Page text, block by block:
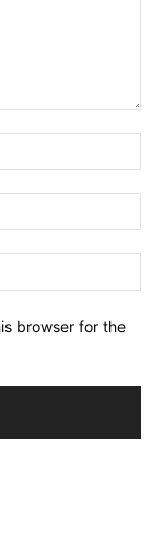
browser for the